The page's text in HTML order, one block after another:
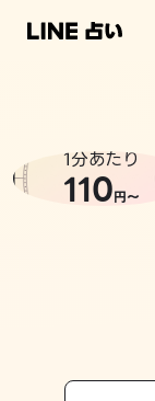
相談事例
1分あたり
110円〜